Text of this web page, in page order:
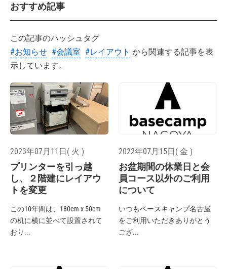
おすすめ記事
この記事のハッシュタグ
#お知らせ #会議室 #レイアウト から関連する記事を表
示しています。
2023年07月11日( 火 )
プリンターを引っ越
し、２階建にレイアウ
トを変更
この10年間は、180cm x 50cm
の机に横に並べて設置されて
おり...
2022年07月15日( 金 )
お盆期間の休業日と会
員コース以外のご利用
について
いつもベースキャンプ名古屋
をご利用いただきありがとう
ござ...